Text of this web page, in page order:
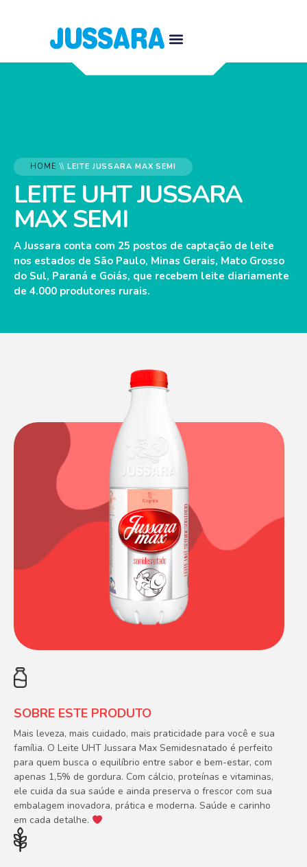
LEITE UHT JUSSARA
MAX SEMI
HOME \\LEITE JUSSARA MAX SEMI
A Jussara conta com 25 postos de captação de leite
nos estados de São Paulo, Minas Gerais, Mato Grosso
do Sul, Paraná e Goiás, que recebem leite diariamente
de 4.000 produtores rurais.
SOBRE ESTE PRODUTO
Mais leveza, mais cuidado, mais praticidade para você e sua
família. O Leite UHT Jussara Max Semidesnatado é perfeito
para quem busca o equilíbrio entre sabor e bem-estar, com
apenas 1,5% de gordura. Com cálcio, proteínas e vitaminas,
ele cuida da sua saúde e ainda preserva o frescor com sua
embalagem inovadora, prática e moderna. Saúde e carinho
em cada detalhe.